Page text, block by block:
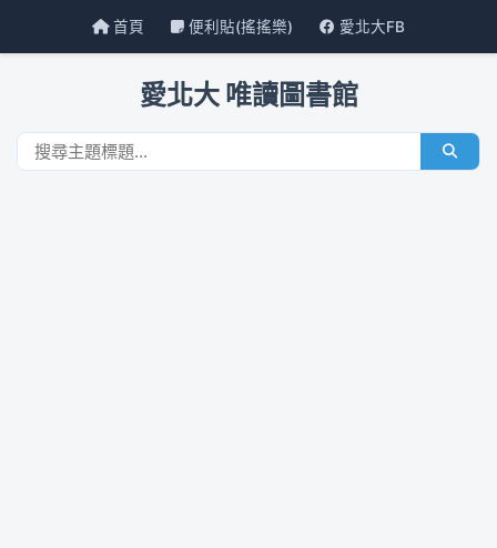
首頁 便利貼(搖搖樂) 愛北大FB
愛北大 唯讀圖書館